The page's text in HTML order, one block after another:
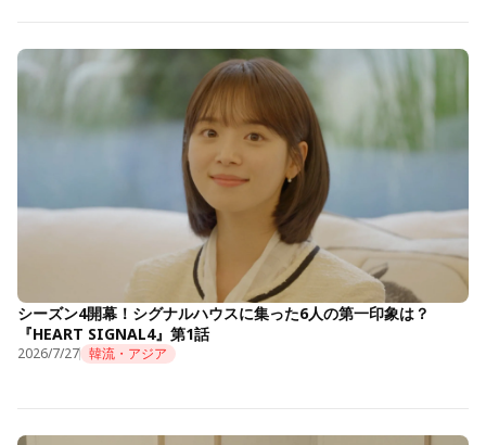
シーズン4開幕！シグナルハウスに集った6人の第一印象は？
『HEART SIGNAL4』第1話
2026/7/27 韓流・アジア